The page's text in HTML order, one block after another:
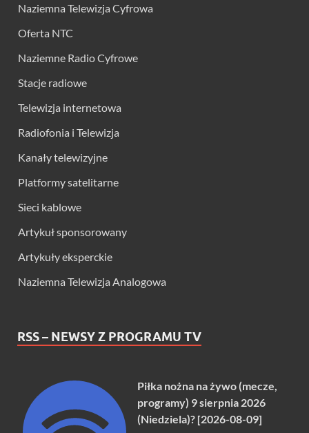
Naziemna Telewizja Cyfrowa
Oferta NTC
Naziemne Radio Cyfrowe
Stacje radiowe
Telewizja internetowa
Radiofonia i Telewizja
Kanały telewizyjne
Platformy satelitarne
Sieci kablowe
Artykuł sponsorowany
Artykuły eksperckie
Naziemna Telewizja Analogowa
RSS – NEWSY Z PROGRAMU TV
Piłka nożna na żywo (mecze,
programy) 9 sierpnia 2026
(Niedziela)? [2026-08-09]